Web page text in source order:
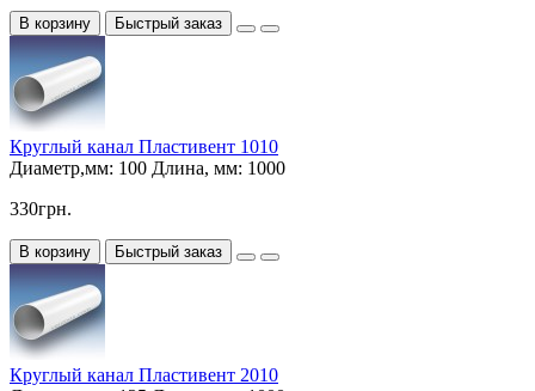
В корзину Быстрый заказ
Круглый канал Пластивент 1010
Диаметр,мм: 100 Длина, мм: 1000
330грн.
В корзину Быстрый заказ
Круглый канал Пластивент 2010